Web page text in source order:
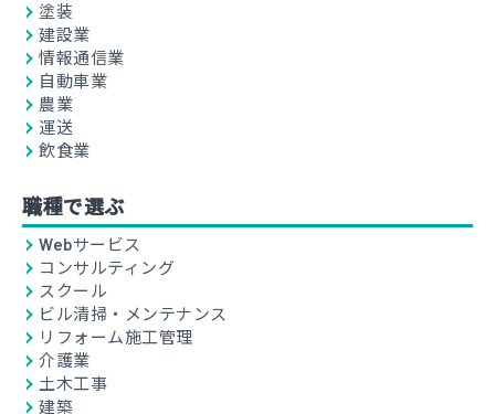
塗装
建設業
情報通信業
自動車業
農業
運送
飲食業
職種で選ぶ
Webサービス
コンサルティング
スクール
ビル清掃・メンテナンス
リフォーム施工管理
介護業
土木工事
建築